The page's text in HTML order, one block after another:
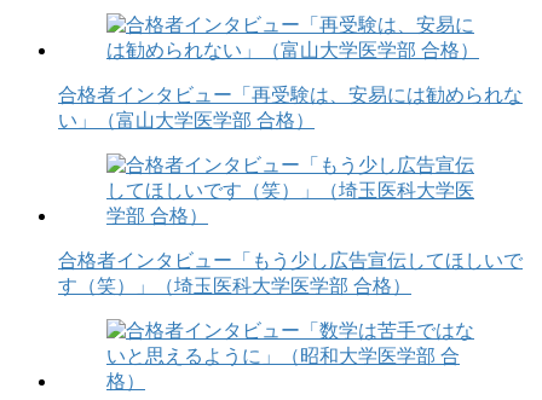
合格者インタビュー「再受験は、安易には勧められな
い」（富山大学医学部 合格）
合格者インタビュー「もう少し広告宣伝してほしいで
す（笑）」（埼玉医科大学医学部 合格）